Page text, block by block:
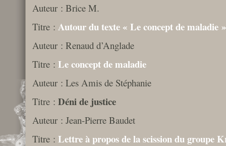
Auteur : Brice M.
Titre : Autour du texte « Le concept de maladie
Auteur : Renaud d’Anglade
Titre : Le concept de maladie
Auteur : Les Amis de Stéphanie
Titre : Déni de justice
Auteur : Jean-Pierre Baudet
Titre : Lettre à propos de la scission du groupe